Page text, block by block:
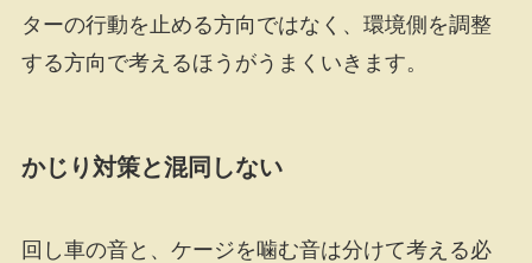
ターの行動を止める方向ではなく、環境側を調整
する方向で考えるほうがうまくいきます。
かじり対策と混同しない
回し車の音と、ケージを噛む音は分けて考える必